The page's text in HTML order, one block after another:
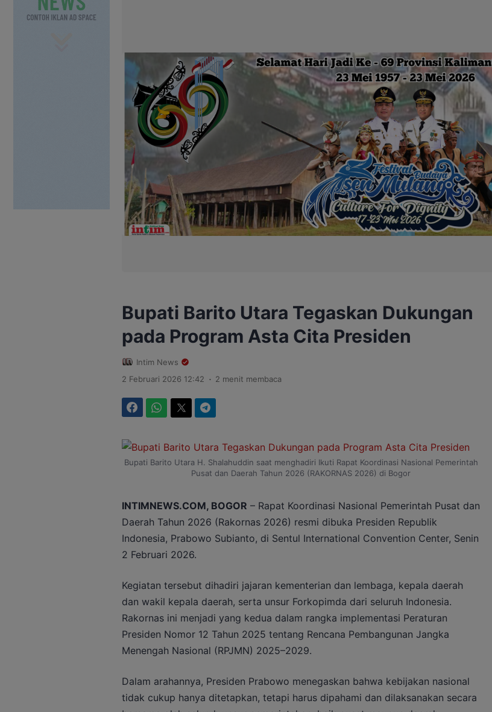
Bupati Barito Utara Tegaskan Dukungan
pada Program Asta Cita Presiden
Intim News
2 Februari 2026 12:42 . 2 menit membaca
Bupati Barito Utara H. Shalahuddin saat menghadiri Ikuti Rapat Koordinasi Nasional Pemerintah
Pusat dan Daerah Tahun 2026 (RAKORNAS 2026) di Bogor
INTIMNEWS.COM, BOGOR – Rapat Koordinasi Nasional Pemerintah Pusat dan
Daerah Tahun 2026 (Rakornas 2026) resmi dibuka Presiden Republik
Indonesia, Prabowo Subianto, di Sentul International Convention Center, Senin
2 Februari 2026.
Kegiatan tersebut dihadiri jajaran kementerian dan lembaga, kepala daerah
dan wakil kepala daerah, serta unsur Forkopimda dari seluruh Indonesia.
Rakornas ini menjadi yang kedua dalam rangka implementasi Peraturan
Presiden Nomor 12 Tahun 2025 tentang Rencana Pembangunan Jangka
Menengah Nasional (RPJMN) 2025–2029.
Dalam arahannya, Presiden Prabowo menegaskan bahwa kebijakan nasional
tidak cukup hanya ditetapkan, tetapi harus dipahami dan dilaksanakan secara